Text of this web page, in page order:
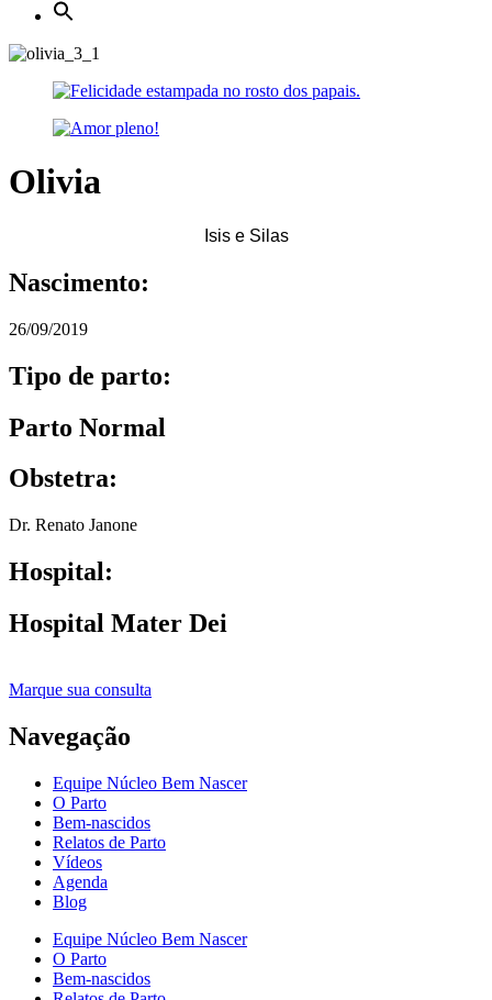
Olivia
Isis e Silas
Nascimento:
26/09/2019
Tipo de parto:
Parto Normal
Obstetra:
Dr. Renato Janone
Hospital:
Hospital Mater Dei
Marque sua consulta
Navegação
Equipe Núcleo Bem Nascer
O Parto
Bem-nascidos
Relatos de Parto
Vídeos
Agenda
Blog
Equipe Núcleo Bem Nascer
O Parto
Bem-nascidos